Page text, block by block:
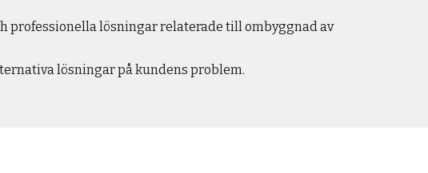
professionella lösningar relaterade till ombyggnad av
lösningar på kundens problem.